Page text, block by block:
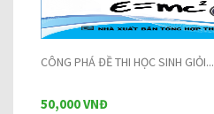
CÔNG PHÁ ĐỀ THI HỌC SINH GIỎI...
50,000 VNĐ